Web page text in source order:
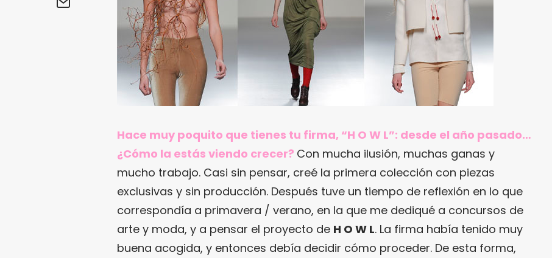
Hace muy poquito que tienes tu firma, “H O W L”: desde el año pasado…
¿Cómo la estás viendo crecer? Con mucha ilusión, muchas ganas y
mucho trabajo. Casi sin pensar, creé la primera colección con piezas
exclusivas y sin producción. Después tuve un tiempo de reflexión en lo que
correspondía a primavera / verano, en la que me dediqué a concursos de
arte y moda, y a pensar el proyecto de H O W L. La firma había tenido muy
buena acogida, y entonces debía decidir cómo proceder. De esta forma,